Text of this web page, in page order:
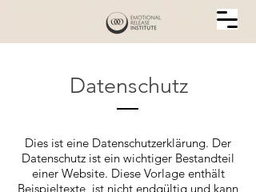
Datenschutz
Dies ist eine Datenschutzerklärung. Der
Datenschutz ist ein wichtiger Bestandteil
einer Website. Diese Vorlage enthält
Beispieltexte, ist nicht endgültig und kann